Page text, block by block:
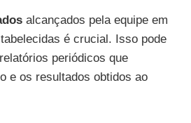
alcançados pela equipe em
é crucial. Isso pode
periódicos que
e os resultados obtidos ao